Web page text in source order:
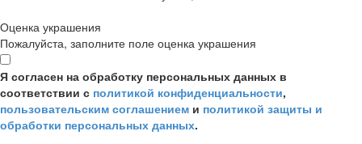
Оценка украшения
Пожалуйста, заполните поле оценка украшения
Я согласен на обработку персональных данных в
соответствии с политикой конфиденциальности,
пользовательским соглашением и политикой защиты и
обработки персональных данных.